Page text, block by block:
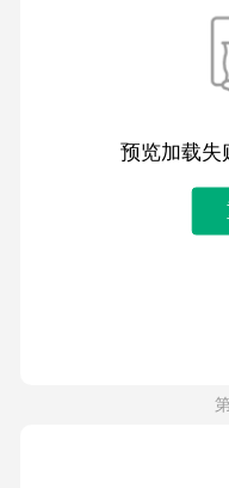
预览加载失